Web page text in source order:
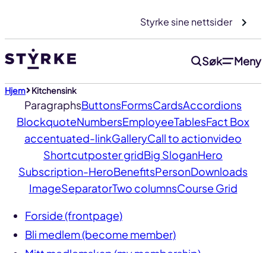
innhold
Styrke sine nettsider
Søk Meny
Hjem Kitchensink
ParagraphsButtonsFormsCardsAccordions
BlockquoteNumbersEmployeeTablesFact Box
accentuated-linkGalleryCall to actionvideo
Shortcutposter gridBig SloganHero
Subscription-HeroBenefitsPersonDownloads
ImageSeparatorTwo columnsCourse Grid
Forside (frontpage)
Bli medlem (become member)